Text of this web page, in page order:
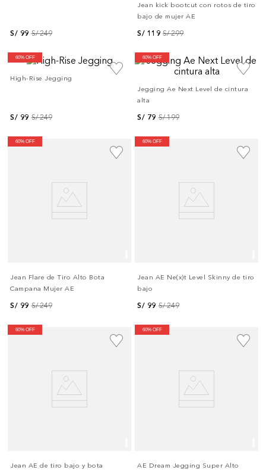
S/ 99 S/ 249
Jean kick bootcut con rotos de tiro
bajo de mujer AE
S/ 119 S/ 299
60% OFF
High-Rise Jegging
S/ 99 S/ 249
60% OFF
Jegging Ae Next Level de cintura
alta
S/ 79 S/ 199
60% OFF
Jean Flare de Tiro Alto Bota
Campana Mujer AE
S/ 99 S/ 249
60% OFF
Jean AE Ne(x)t Level Skinny de tiro
bajo
S/ 99 S/ 249
60% OFF
Jean AE de tiro bajo y bota
60% OFF
AE Dream Jegging Super Alto